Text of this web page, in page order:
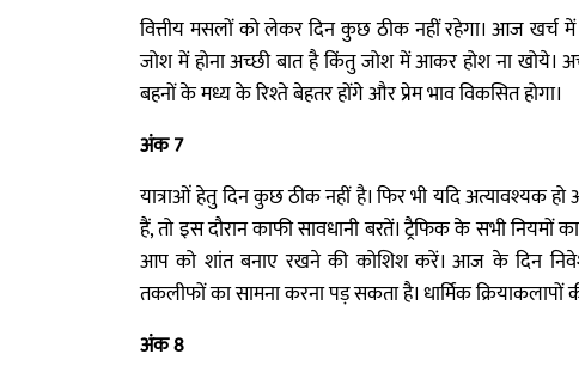
वित्तीय मसलों को लेकर दिन कुछ ठीक नहीं रहेगा। आज खर्च में
जोश में होना अच्छी बात है किंतु जोश में आकर होश ना खोये।
बहनों के मध्य के रिश्ते बेहतर होंगे और प्रेम भाव विकसित होगा।
अंक 7
यात्राओं हेतु दिन कुछ ठीक नहीं है। फिर भी यदि अत्यावश्यक
हैं, तो इस दौरान काफी सावधानी बरतें। ट्रैफिक के सभी
आप को शांत बनाए रखने की कोशिश करें। आज के दिन
तकलीफों का सामना करना पड़ सकता है। धार्मिक
अंक 8